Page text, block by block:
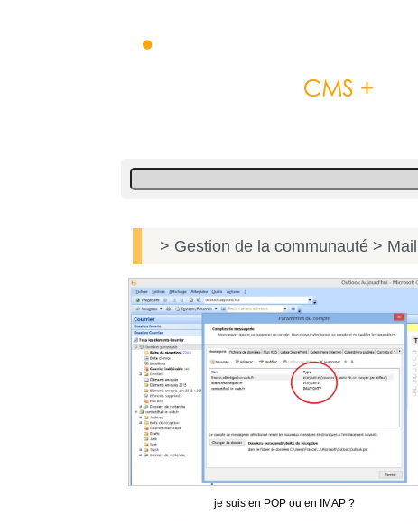
> Gestion de la communauté >
je suis en POP ou en IMAP ?